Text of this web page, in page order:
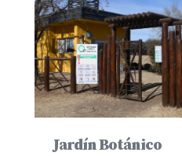
Jardín Botánico